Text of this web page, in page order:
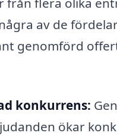
av de
genomförd
konkurrens:
ökar